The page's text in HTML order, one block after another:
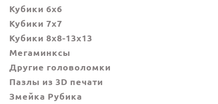
Кубики 6х6
Кубики 7х7
Кубики 8x8-13x13
Мегаминксы
Другие головоломки
Пазлы из 3D печати
Змейка Рубика